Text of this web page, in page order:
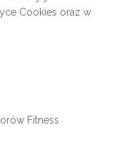
Cookies oraz w
Fitness